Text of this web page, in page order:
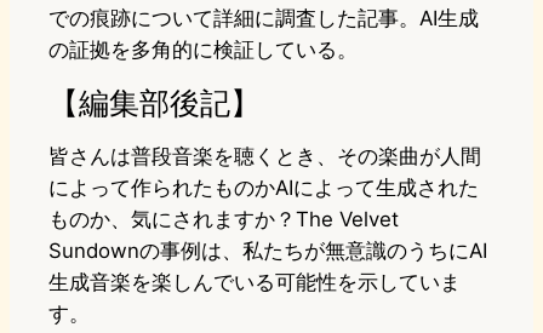
での痕跡について詳細に調査した記事。AI生成
の証拠を多角的に検証している。
【編集部後記】
皆さんは普段音楽を聴くとき、その楽曲が人間
によって作られたものかAIによって生成された
ものか、気にされますか？The Velvet
Sundownの事例は、私たちが無意識のうちにAI
生成音楽を楽しんでいる可能性を示していま
す。